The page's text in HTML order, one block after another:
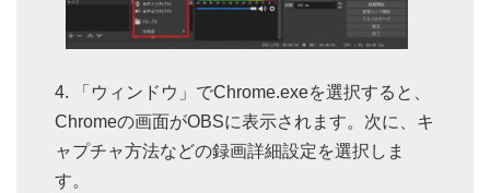
「ウィンドウ」でChrome.exeを選択すると、
Chromeの画面がOBSに表示されます。次に、キ
ャプチャ方法などの録画詳細設定を選択しま
す。